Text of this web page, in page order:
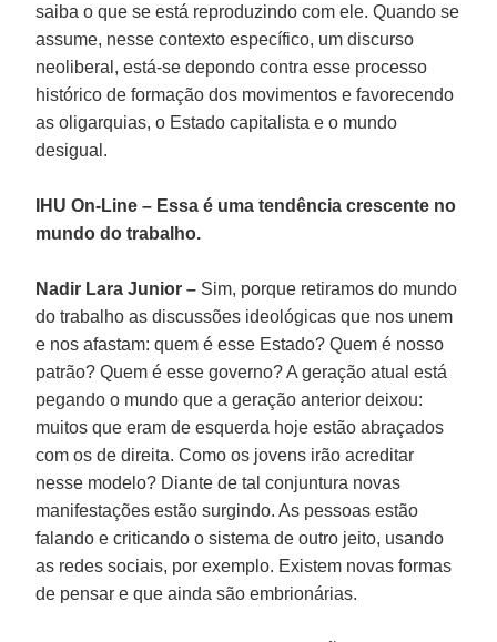
saiba o que se está reproduzindo com ele. Quando se
assume, nesse contexto específico, um discurso
neoliberal, está-se depondo contra esse processo
histórico de formação dos movimentos e favorecendo
as oligarquias, o Estado capitalista e o mundo
desigual.
IHU On-Line – Essa é uma tendência crescente no
mundo do trabalho.
Nadir LaraJunior– Sim, porque retiramos do mundo
do trabalho as discussões ideológicas que nos unem
e nos afastam: quem é esse Estado? Quem é nosso
patrão? Quem é esse governo? A geração atual está
pegando o mundo que a geração anterior deixou:
muitos que eram de esquerda hoje estão abraçados
com os de direita. Como os jovens irão acreditar
nesse modelo? Diante de tal conjuntura novas
manifestações estão surgindo. As pessoas estão
falando e criticando o sistema de outro jeito, usando
as redes sociais, por exemplo. Existem novas formas
de pensar e que ainda são embrionárias.